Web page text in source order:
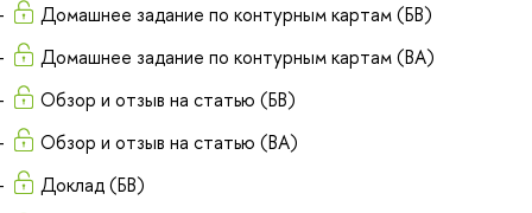
Домашнее задание по контурным картам (БВ)
Домашнее задание по контурным картам (ВА)
Обзор и отзыв на статью (БВ)
Обзор и отзыв на статью (ВА)
Доклад (БВ)